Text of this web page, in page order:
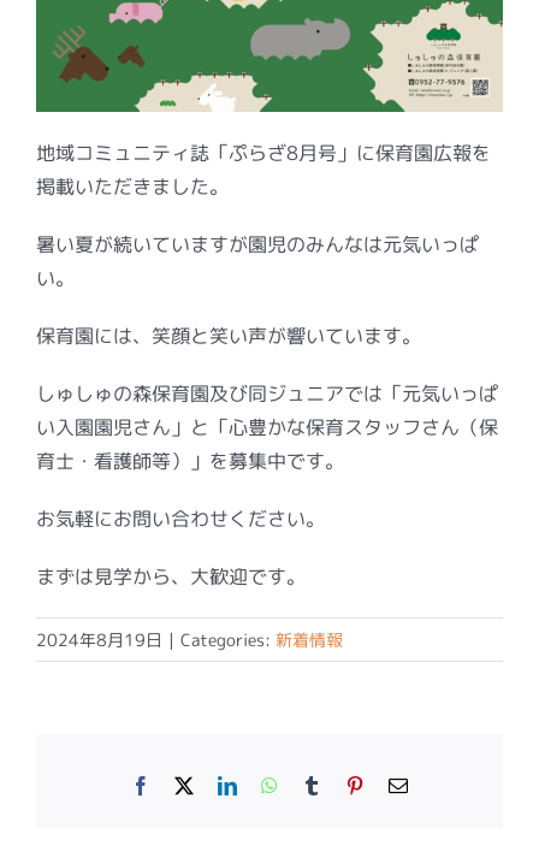
地域コミュニティ誌「ぷらざ8月号」に保育園広報を
掲載いただきました。
暑い夏が続いていますが園児のみんなは元気いっぱ
い。
保育園には、笑顔と笑い声が響いています。
しゅしゅの森保育園及び同ジュニアでは「元気いっぱ
い入園園児さん」と「心豊かな保育スタッフさん（保
育士・看護師等）」を募集中です。
お気軽にお問い合わせください。
まずは見学から、大歓迎です。
2024年8月19日 | Categories: 新着情報
Facebook LinkedInWhatsApp
Tumblr Pinterest
電